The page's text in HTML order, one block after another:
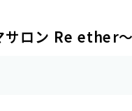
サロン Re ether